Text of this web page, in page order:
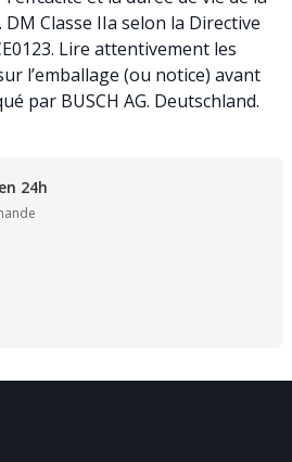
Classe IIa selon la Directive
Lire attentivement les
l’emballage (ou notice) avant
par BUSCH AG. Deutschland.
24h